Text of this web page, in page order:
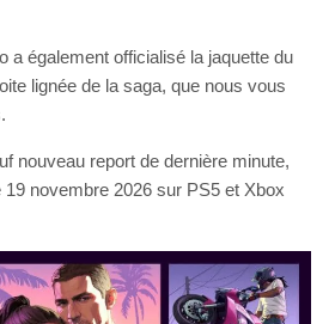
a également officialisé la jaquette du
lignée de la saga, que nous vous
nouveau report de dernière minute,
novembre 2026 sur PS5 et Xbox